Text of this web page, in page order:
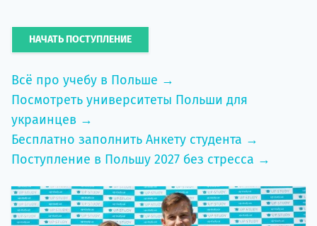
НАЧАТЬ ПОСТУПЛЕНИЕ
Всё про учебу в Польше →
Посмотреть университеты Польши для
украинцев →
Бесплатно заполнить Анкету студента →
Поступление в Польшу 2027 без стресса →